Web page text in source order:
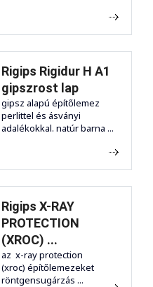
Rigips Rigidur H A1
gipszrost lap
gipsz alapú építőlemez
perlittel és ásványi
adalékokkal. natúr barna ...
Rigips X-RAY
PROTECTION
(XROC) ...
az x-ray protection
(xroc) építőlemezeket
röntgensugárzás ...